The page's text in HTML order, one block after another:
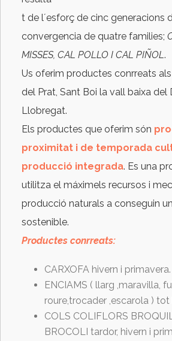
t de l´esforç de cinc generacions
convergencia de quatre families;
MISSES, CAL POLLO I CAL PIÑOL.
Us oferim productes conrreats
del Prat, Sant Boi la vall baixa del
Llobregat.
Els productes que oferim són
proximitat i de temporada
producció integrada. Es una
utilitza el máximels recursos i
producció naturals a conseguin
sostenible.
Productes conrreats:
CARXOFA hivern i primavera.
ENCIAMS ( llarg ,maravilla,
roure,trocader ,escarola ) tot
COLS COLIFLORS
BROCOLI tardor, hivern i